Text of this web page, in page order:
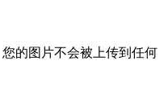
的图片不会被上传到任何